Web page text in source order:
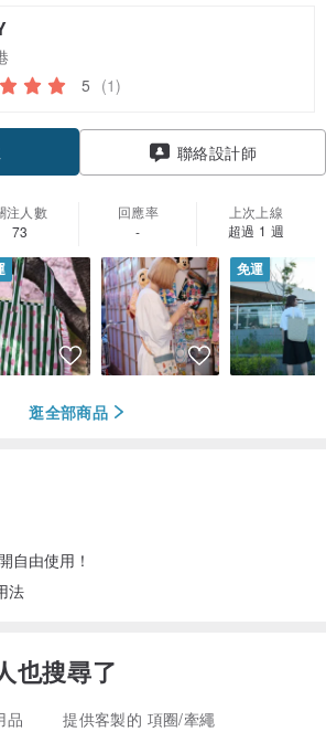
5 (1)
聯絡設計師
注人數
73
回應率
-
上次上線
超過 1 週
免運
逛全部商品
自由使用！
法
也搜尋了
品 提供客製的 項圈/牽繩